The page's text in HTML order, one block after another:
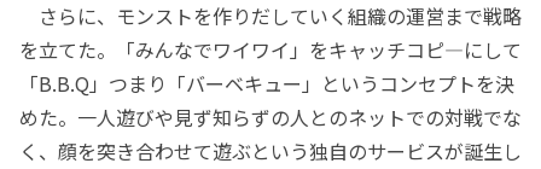
さらに、モンストを作りだしていく組織の運営まで戦略
を立てた。「みんなでワイワイ」をキャッチコピ―にして
「B.B.Q」つまり「バーベキュー」というコンセプトを決
めた。一人遊びや見ず知らずの人とのネットでの対戦でな
く、顔を突き合わせて遊ぶという独自のサービスが誕生し